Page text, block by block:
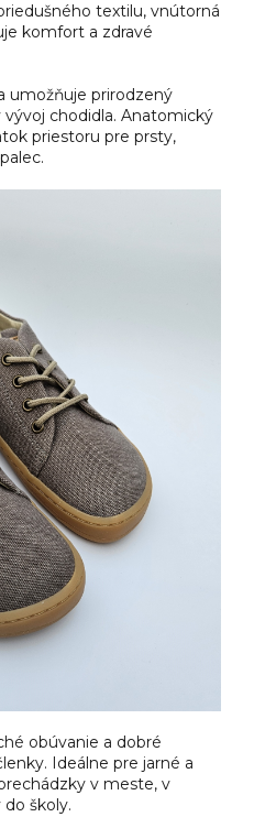
textilu, vnútorná
komfort a zdravé
umožňuje prirodzený
chodidla. Anatomický
priestoru pre prsty,
obúvanie a dobré
Ideálne pre jarné a
v meste, v
školy.